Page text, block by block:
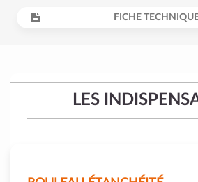
FICHE
LES